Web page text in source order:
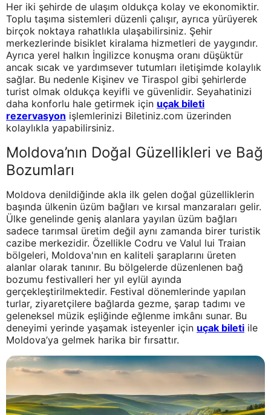
Her iki şehirde de ulaşım oldukça kolay ve ekonomiktir.
Toplu taşıma sistemleri düzenli çalışır, ayrıca yürüyerek
birçok noktaya rahatlıkla ulaşabilirsiniz. Şehir
merkezlerinde bisiklet kiralama hizmetleri de yaygındır.
Ayrıca yerel halkın İngilizce konuşma oranı düşüktür
ancak sıcak ve yardımsever tutumları iletişimde kolaylık
sağlar. Bu nedenle Kişinev ve Tiraspol gibi şehirlerde
turist olmak oldukça keyifli ve güvenlidir. Seyahatinizi
daha konforlu hale getirmek için uçak bileti
rezervasyon işlemlerinizi Biletiniz.com üzerinden
kolaylıkla yapabilirsiniz.
Moldova’nın Doğal Güzellikleri ve Bağ
Bozumları
Moldova denildiğinde akla ilk gelen doğal güzelliklerin
başında ülkenin üzüm bağları ve kırsal manzaraları gelir.
Ülke genelinde geniş alanlara yayılan üzüm bağları
sadece tarımsal üretim değil aynı zamanda birer turistik
cazibe merkezidir. Özellikle Codru ve Valul lui Traian
bölgeleri, Moldova'nın en kaliteli şaraplarını üreten
alanlar olarak tanınır. Bu bölgelerde düzenlenen bağ
bozumu festivalleri her yıl eylül ayında
gerçekleştirilmektedir. Festival dönemlerinde yapılan
turlar, ziyaretçilere bağlarda gezme, şarap tadımı ve
geleneksel müzik eşliğinde eğlenme imkânı sunar. Bu
deneyimi yerinde yaşamak isteyenler için uçak bileti ile
Moldova’ya gelmek harika bir fırsattır.